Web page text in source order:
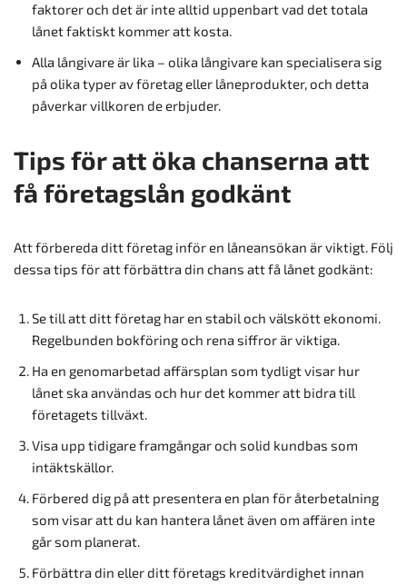
faktorer och det är inte alltid uppenbart vad det totala
lånet faktiskt kommer att kosta.
Alla långivare är lika – olika långivare kan specialisera sig
på olika typer av företag eller låneprodukter, och detta
påverkar villkoren de erbjuder.
Tips för att öka chanserna att
få företagslån godkänt
Att förbereda ditt företag inför en låneansökan är viktigt. Följ
dessa tips för att förbättra din chans att få lånet godkänt:
Se till att ditt företag har en stabil och välskött ekonomi.
Regelbunden bokföring och rena siffror är viktiga.
Ha en genomarbetad affärsplan som tydligt visar hur
lånet ska användas och hur det kommer att bidra till
företagets tillväxt.
Visa upp tidigare framgångar och solid kundbas som
intäktskällor.
Förbered dig på att presentera en plan för återbetalning
som visar att du kan hantera lånet även om affären inte
går som planerat.
Förbättra din eller ditt företags kreditvärdighet innan